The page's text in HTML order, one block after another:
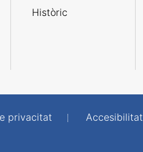
Històric
privacitat Accesibilitat